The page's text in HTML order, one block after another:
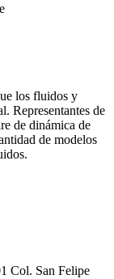
los fluidos y
Representantes de
de dinámica de
de modelos
Col. San Felipe